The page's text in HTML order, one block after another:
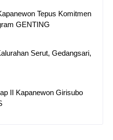
Tepus Komitmen
GENTING
Serut, Gedangsari,
II Kapanewon Girisubo